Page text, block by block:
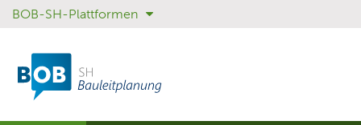
Sprungmenü
Direkt
Hauptnavigation
springen
Direkt
Inhalt
springen
BOB-SH-Plattformen